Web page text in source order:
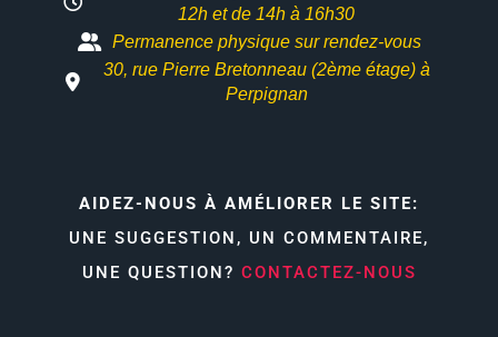
12h etde 14h à 16h30
Permanence physique sur rendez-vous
30, rue Pierre Bretonneau (2ème étage) à
Perpignan
AIDEZ-NOUS À AMÉLIORER LE SITE:
UNE SUGGESTION, UN COMMENTAIRE,
UNE QUESTION? CONTACTEZ-NOUS